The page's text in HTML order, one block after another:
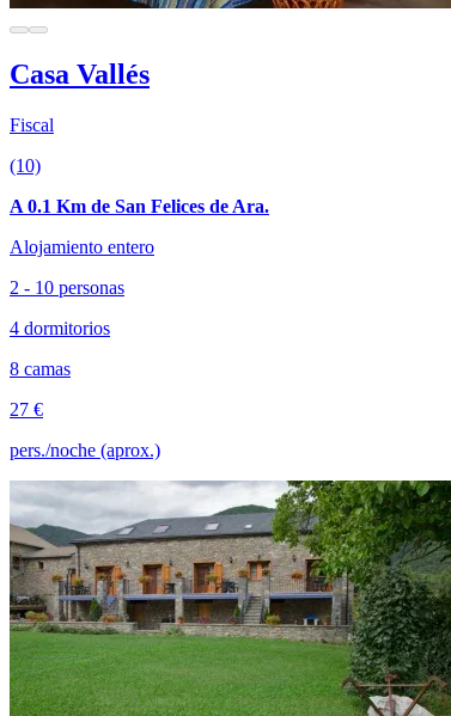
Casa Vallés
Fiscal
(10)
A 0.1 Km de San Felices de Ara.
Alojamiento entero
2 - 10 personas
4 dormitorios
8 camas
27 €
pers./noche (aprox.)